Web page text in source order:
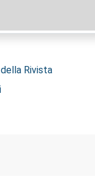
Rivista